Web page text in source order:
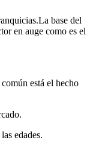
base del
en auge como es el
está el hecho
edades.